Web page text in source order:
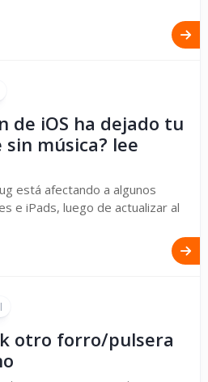
de iOS ha dejado tu
música? lee
está afectando a algunos
e iPads, luego de actualizar al
otro forro/pulsera